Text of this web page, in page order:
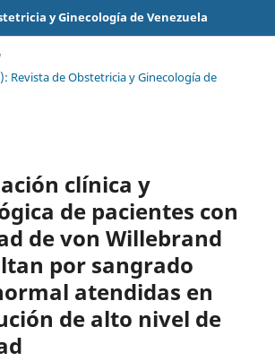
y Ginecología de Venezuela
Revista de Obstetricia y Ginecología de
clínica y
de pacientes con
de von Willebrand
por sangrado
atendidas en
de alto nivel de